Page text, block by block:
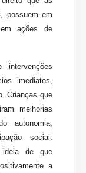
possuem em
ações de
intervenções
imediatos,
Crianças que
melhorias
autonomia,
social.
ideia de que
a